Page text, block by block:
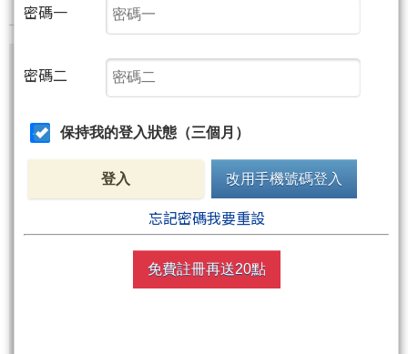
尚有199字元(含語法)未完
非會員請先註冊再送聚財點數 20 點
週五盤後六日限定！點數加贈2%！
買點數
立即線上購買
密碼一
密碼二
保持我的登入狀態（三個月）
登入 改用手機號碼登入
忘記密碼我要重設
免費註冊再送20點